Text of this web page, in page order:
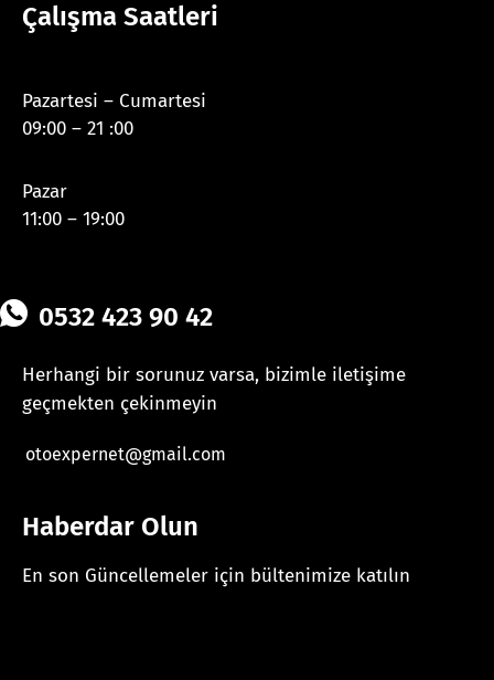
Çalışma Saatleri
Pazartesi – Cumartesi
09:00 – 21 :00
Pazar
11:00 – 19:00
0532 423 90 42
Herhangi bir sorunuz varsa, bizimle iletişime
geçmekten çekinmeyin
otoexpernet@gmail.com
Haberdar Olun
En son Güncellemeler için bültenimize katılın